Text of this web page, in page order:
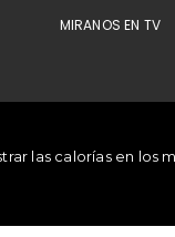
MIRANOS EN TV
las calorías en los